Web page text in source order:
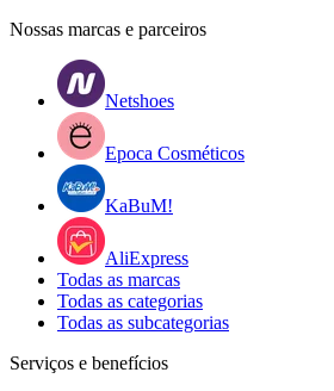
Nossas marcas e parceiros
Netshoes
Epoca Cosméticos
KaBuM!
AliExpress
Todas as marcas
Todas as categorias
Todas as subcategorias
Serviços e benefícios